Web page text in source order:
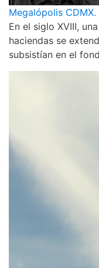
Megalópolis
En el siglo XVIII,
haciendas se
subsistían en el